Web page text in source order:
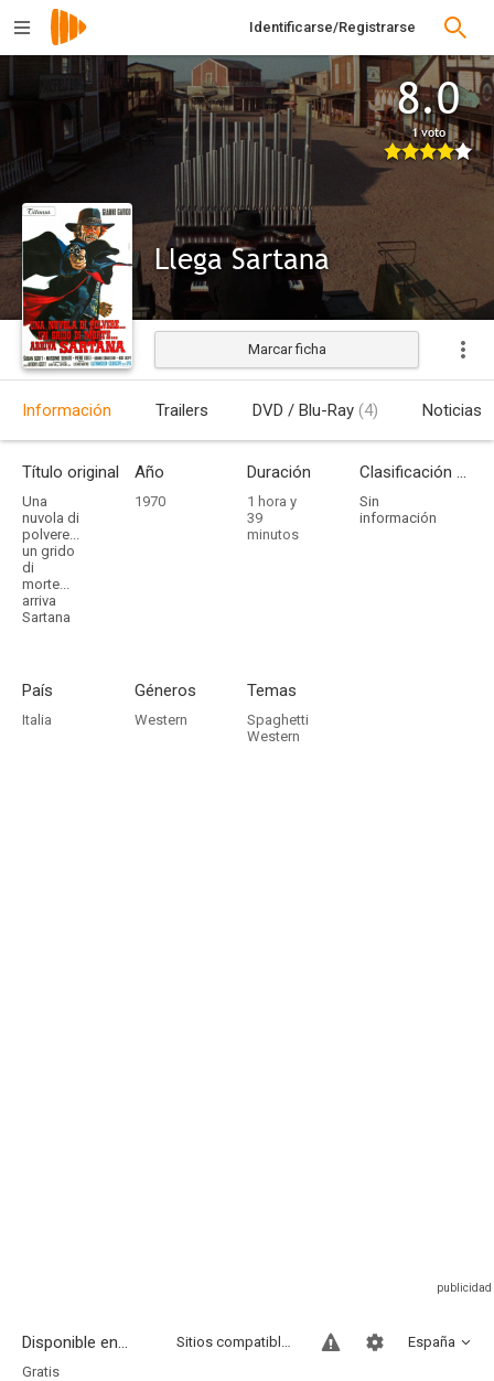
Identificarse/Registrarse
8.0
1 voto
Llega Sartana
Estrenada
Marcar ficha
Información Trailers DVD / Blu-Ray (4) Noticias
Título original
Una
nuvola di
polvere...
un grido
di
morte...
arriva
Sartana
Año
1970
Duración
1 hora y
39
minutos
Clasificación por edades
Sin
información
País
Italia
Géneros
Western
Temas
Spaghetti
Western
Disponible en... España
Sitios compatibles
Gratis